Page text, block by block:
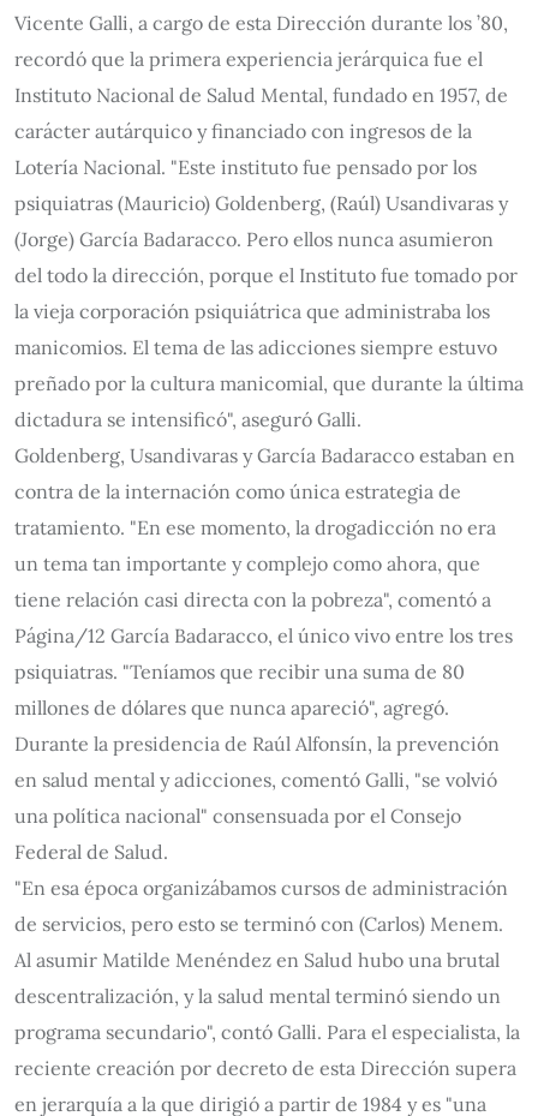
Vicente Galli, a cargo de esta Dirección durante los ’80,
recordó que la primera experiencia jerárquica fue el
Instituto Nacional de Salud Mental, fundado en 1957, de
carácter autárquico y financiado con ingresos de la
Lotería Nacional. "Este instituto fue pensado por los
psiquiatras (Mauricio) Goldenberg, (Raúl) Usandivaras y
(Jorge) García Badaracco. Pero ellos nunca asumieron
del todo la dirección, porque el Instituto fue tomado por
la vieja corporación psiquiátrica que administraba los
manicomios. El tema de las adicciones siempre estuvo
preñado por la cultura manicomial, que durante la última
dictadura se intensificó", aseguró Galli.
Goldenberg, Usandivaras y García Badaracco estaban en
contra de la internación como única estrategia de
tratamiento. "En ese momento, la drogadicción no era
un tema tan importante y complejo como ahora, que
tiene relación casi directa con la pobreza", comentó a
Página/12 García Badaracco, el único vivo entre los tres
psiquiatras. "Teníamos que recibir una suma de 80
millones de dólares que nunca apareció", agregó.
Durante la presidencia de Raúl Alfonsín, la prevención
en salud mental y adicciones, comentó Galli, "se volvió
una política nacional" consensuada por el Consejo
Federal de Salud.
"En esa época organizábamos cursos de administración
de servicios, pero esto se terminó con (Carlos) Menem.
Al asumir Matilde Menéndez en Salud hubo una brutal
descentralización, y la salud mental terminó siendo un
programa secundario", contó Galli. Para el especialista, la
reciente creación por decreto de esta Dirección supera
en jerarquía a la que dirigió a partir de 1984 y es "una